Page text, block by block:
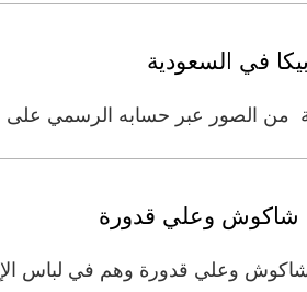
في السعودية
الصور عبر حسابه الرسمي على
شاكوش وعلي قدورة
وعلي قدورة وهم في لباس